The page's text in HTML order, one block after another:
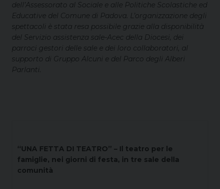
dell’Assessorato al Sociale e alle Politiche Scolastiche ed
Educative del Comune di Padova. L’organizzazione degli
spettacoli è stata resa possibile grazie alla disponibilità
del Servizio assistenza sale-Acec della Diocesi, dei
parroci gestori delle sale e dei loro collaboratori, al
supporto di Gruppo Alcuni e del Parco degli Alberi
Parlanti.
“UNA FETTA DI TEATRO” – Il teatro per le
famiglie, nei giorni di festa, in tre sale della
comunità